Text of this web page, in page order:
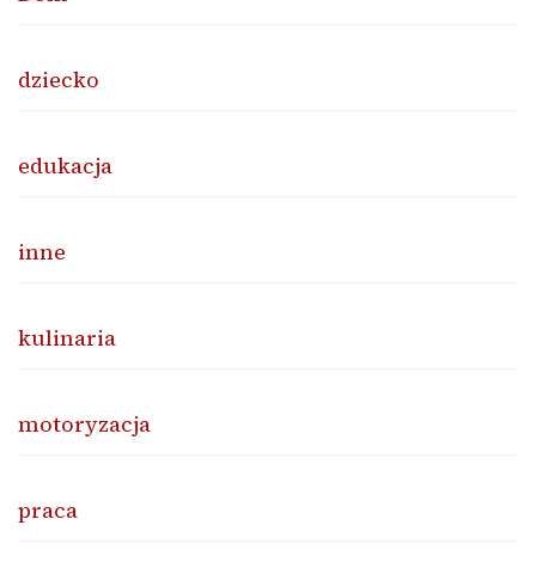
dziecko
edukacja
inne
kulinaria
motoryzacja
praca